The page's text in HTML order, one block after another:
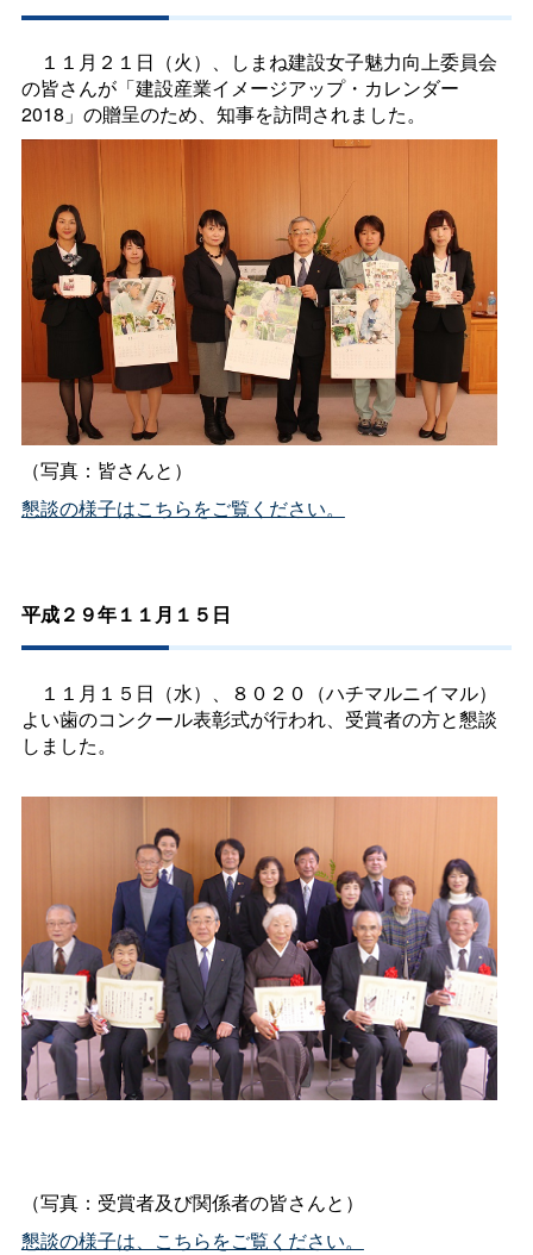
１１月２１日（火）、しまね建設女子魅力向上委員会
の皆さんが「建設産業イメージアップ・カレンダー
2018」の贈呈のため、知事を訪問されました。
（写真：皆さんと）
懇談の様子はこちらをご覧ください。
平成２９年１１月１５日
１１月１５日（水）、８０２０（ハチマルニイマル）
よい歯のコンクール表彰式が行われ、受賞者の方と懇談
しました。
（写真：受賞者及び関係者の皆さんと）
懇談の様子は、こちらをご覧ください。